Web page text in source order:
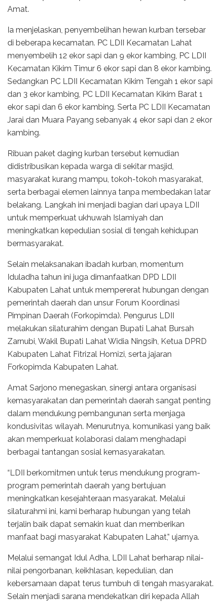
Amat.
Ia menjelaskan, penyembelihan hewan kurban tersebar
di beberapa kecamatan. PC LDII Kecamatan Lahat
menyembelih 12 ekor sapi dan 9 ekor kambing, PC LDII
Kecamatan Kikim Timur 6 ekor sapi dan 8 ekor kambing.
Sedangkan PC LDII Kecamatan Kikim Tengah 1 ekor sapi
dan 3 ekor kambing, PC LDII Kecamatan Kikim Barat 1
ekor sapi dan 6 ekor kambing. Serta PC LDII Kecamatan
Jarai dan Muara Payang sebanyak 4 ekor sapi dan 2 ekor
kambing.
Ribuan paket daging kurban tersebut kemudian
didistribusikan kepada warga di sekitar masjid,
masyarakat kurang mampu, tokoh-tokoh masyarakat,
serta berbagai elemen lainnya tanpa membedakan latar
belakang. Langkah ini menjadi bagian dari upaya LDII
untuk memperkuat ukhuwah Islamiyah dan
meningkatkan kepedulian sosial di tengah kehidupan
bermasyarakat.
Selain melaksanakan ibadah kurban, momentum
Iduladha tahun ini juga dimanfaatkan DPD LDII
Kabupaten Lahat untuk mempererat hubungan dengan
pemerintah daerah dan unsur Forum Koordinasi
Pimpinan Daerah (Forkopimda). Pengurus LDII
melakukan silaturahim dengan Bupati Lahat Bursah
Zarnubi, Wakil Bupati Lahat Widia Ningsih, Ketua DPRD
Kabupaten Lahat Fitrizal Homizi, serta jajaran
Forkopimda Kabupaten Lahat.
Amat Sarjono menegaskan, sinergi antara organisasi
kemasyarakatan dan pemerintah daerah sangat penting
dalam mendukung pembangunan serta menjaga
kondusivitas wilayah. Menurutnya, komunikasi yang baik
akan memperkuat kolaborasi dalam menghadapi
berbagai tantangan sosial kemasyarakatan.
“LDII berkomitmen untuk terus mendukung program-
program pemerintah daerah yang bertujuan
meningkatkan kesejahteraan masyarakat. Melalui
silaturahmi ini, kami berharap hubungan yang telah
terjalin baik dapat semakin kuat dan memberikan
manfaat bagi masyarakat Kabupaten Lahat,” ujarnya.
Melalui semangat Idul Adha, LDII Lahat berharap nilai-
nilai pengorbanan, keikhlasan, kepedulian, dan
kebersamaan dapat terus tumbuh di tengah masyarakat.
Selain menjadi sarana mendekatkan diri kepada Allah